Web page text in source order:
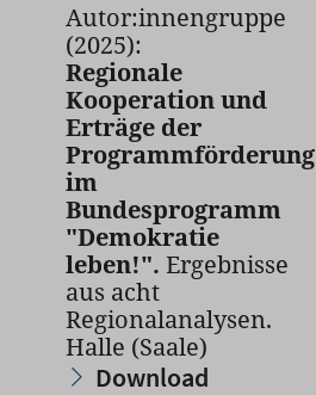
Autor:innengruppe
(2025):
Regionale
Kooperation und
Erträge der
Programmförderung
im
Bundesprogramm
"Demokratie
leben!". Ergebnisse
aus acht
Regionalanalysen.
Halle (Saale)
Download